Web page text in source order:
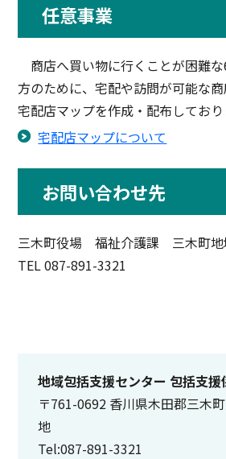
任意事業
商店へ買い物に行くことが困難
方のために、宅配や訪問が可能な
宅配店マップを作成・配布しており
宅配店マップについて
お問い合わせ先
三木町役場 福祉介護課 三木町地
TEL 087-891-3321
地域包括支援センター 包括支援
〒761-0692 香川県木田郡三木
地
Tel:087-891-3321